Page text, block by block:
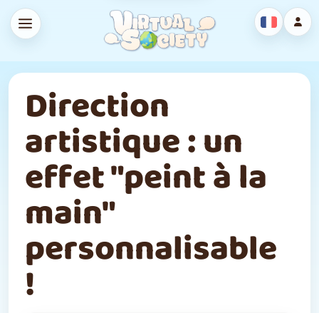
Direction
artistique : un
effet "peint à la
main"
personnalisable
!